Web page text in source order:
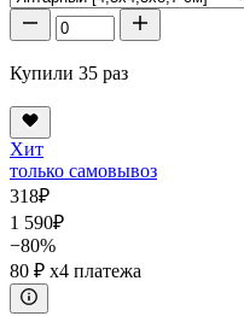
Купили 35 раз
Хит
только самовывоз
318₽
1 590₽
−80%
80 ₽ x4 платежа